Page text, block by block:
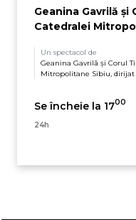
Geanina Gavrilă
Catedralei
Un spectacol de
Geanina Gavrilă și Corul
Mitropolitane Sibiu, dirijat
Se încheie la 1700
24h